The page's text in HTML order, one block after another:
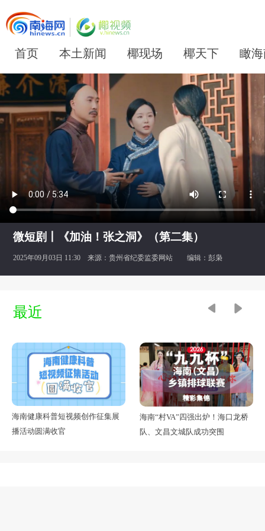
首页 本土新闻 椰现场 椰天下 瞰
微短剧丨《加油！张之洞》（第二集）
2025年09月03日 11:30 来源：贵州省纪委监委网站 编辑：彭枭
最近
海南健康科普短视频创作征集展
播活动圆满收官
海南“村VA”四强出炉！海口龙桥
队、文昌文城队成功突围